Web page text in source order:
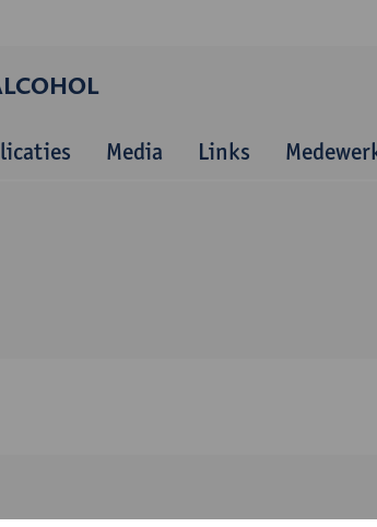
Media Links